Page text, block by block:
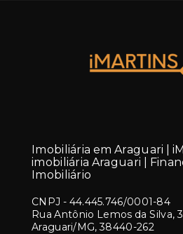
Imobiliária em Araguari |
imobiliária Araguari |
Imobiliário
CNPJ - 44.445.746/0001-84
Rua Antônio Lemos da Silva,
Araguari/MG, 38440-262